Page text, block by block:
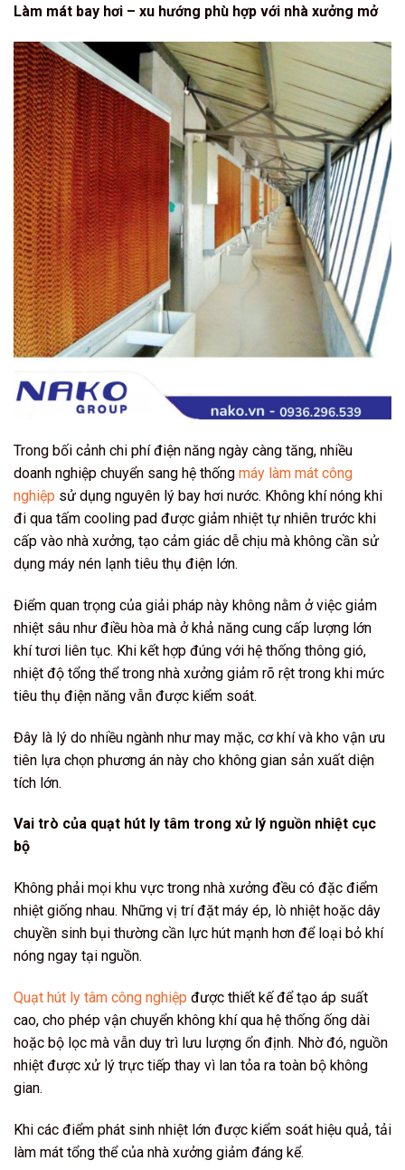
Làm mát bay hơi – xu hướng phù hợp với nhà xưởng mở
Trong bối cảnh chi phí điện năng ngày càng tăng, nhiều
doanh nghiệp chuyển sang hệ thống máy làm mát công
nghiệp sử dụng nguyên lý bay hơi nước. Không khí nóng khi
đi qua tấm cooling pad được giảm nhiệt tự nhiên trước khi
cấp vào nhà xưởng, tạo cảm giác dễ chịu mà không cần sử
dụng máy nén lạnh tiêu thụ điện lớn.
Điểm quan trọng của giải pháp này không nằm ở việc giảm
nhiệt sâu như điều hòa mà ở khả năng cung cấp lượng lớn
khí tươi liên tục. Khi kết hợp đúng với hệ thống thông gió,
nhiệt độ tổng thể trong nhà xưởng giảm rõ rệt trong khi mức
tiêu thụ điện năng vẫn được kiểm soát.
Đây là lý do nhiều ngành như may mặc, cơ khí và kho vận ưu
tiên lựa chọn phương án này cho không gian sản xuất diện
tích lớn.
Vai trò của quạt hút ly tâm trong xử lý nguồn nhiệt cục
bộ
Không phải mọi khu vực trong nhà xưởng đều có đặc điểm
nhiệt giống nhau. Những vị trí đặt máy ép, lò nhiệt hoặc dây
chuyền sinh bụi thường cần lực hút mạnh hơn để loại bỏ khí
nóng ngay tại nguồn.
Quạt hút ly tâm công nghiệp được thiết kế để tạo áp suất
cao, cho phép vận chuyển không khí qua hệ thống ống dài
hoặc bộ lọc mà vẫn duy trì lưu lượng ổn định. Nhờ đó, nguồn
nhiệt được xử lý trực tiếp thay vì lan tỏa ra toàn bộ không
gian.
Khi các điểm phát sinh nhiệt lớn được kiểm soát hiệu quả, tải
làm mát tổng thể của nhà xưởng giảm đáng kể.